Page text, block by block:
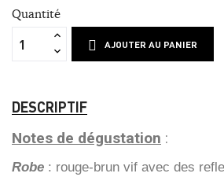
Quantité
AJOUTER AU PANIER
DESCRIPTIF
Notes de dégustation :
Robe : rouge-brun vif avec des